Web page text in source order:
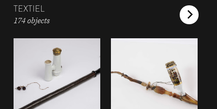
TEXTIEL
174 objects